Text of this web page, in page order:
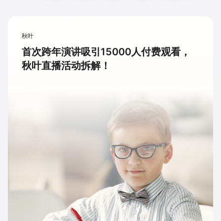
秋叶
首次跨年演讲吸引15000人付费观看，
秋叶直播活动拆解！